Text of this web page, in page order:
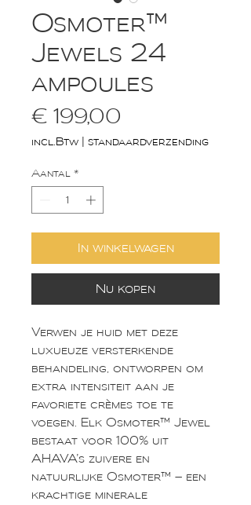
Osmoter™
Jewels 24
ampoules
€ 199,00
incl.Btw standaardverzending
Aantal *
In winkelwagen
Nu kopen
Verwen je huid met deze
luxueuze versterkende
behandeling, ontworpen om
extra intensiteit aan je
favoriete crèmes toe te
voegen. Elk Osmoter™ Jewel
bestaat voor 100% uit
AHAVA’s zuivere en
natuurlijke Osmoter™ – een
krachtige minerale